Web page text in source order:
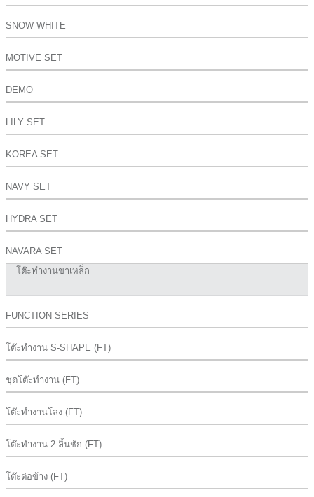
SNOW WHITE
MOTIVE SET
DEMO
LILY SET
KOREA SET
NAVY SET
HYDRA SET
NAVARA SET
โต๊ะทำงานขาเหล็ก
FUNCTION SERIES
โต๊ะทำงาน S-SHAPE (FT)
ชุดโต๊ะทำงาน (FT)
โต๊ะทำงานโล่ง (FT)
โต๊ะทำงาน 2 ลิ้นชัก (FT)
โต๊ะต่อข้าง (FT)